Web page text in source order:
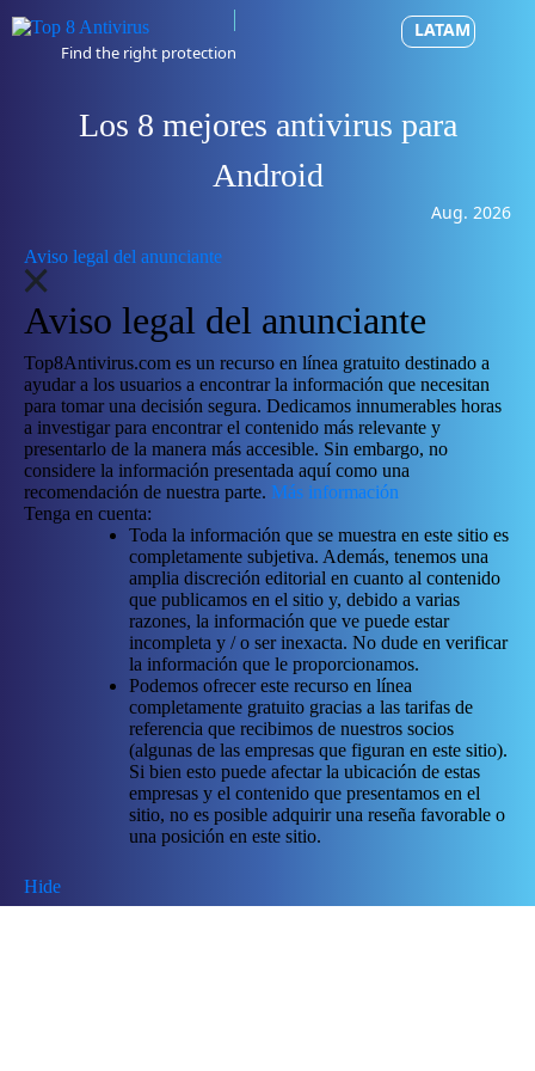
Find the right protection
LATAM
Los 8 mejores antivirus para
Android
Aug. 2026
Aviso legal del anunciante
Aviso legal del anunciante
Top8Antivirus.com es un recurso en línea gratuito destinado a
ayudar a los usuarios a encontrar la información que necesitan
para tomar una decisión segura. Dedicamos innumerables horas
a investigar para encontrar el contenido más relevante y
presentarlo de la manera más accesible. Sin embargo, no
considere la información presentada aquí como una
recomendación de nuestra parte. Más información
Tenga en cuenta:
Toda la información que se muestra en este sitio es
completamente subjetiva. Además, tenemos una
amplia discreción editorial en cuanto al contenido
que publicamos en el sitio y, debido a varias
razones, la información que ve puede estar
incompleta y / o ser inexacta. No dude en verificar
la información que le proporcionamos.
Podemos ofrecer este recurso en línea
completamente gratuito gracias a las tarifas de
referencia que recibimos de nuestros socios
(algunas de las empresas que figuran en este sitio).
Si bien esto puede afectar la ubicación de estas
empresas y el contenido que presentamos en el
sitio, no es posible adquirir una reseña favorable o
una posición en este sitio.
Hide